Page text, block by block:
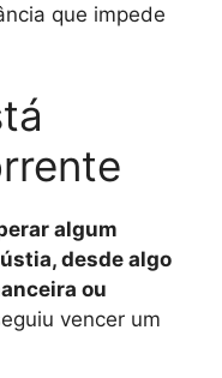
que impede
algum
desde algo
ou
vencer um